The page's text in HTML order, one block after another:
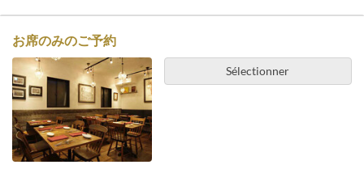
お席のみのご予約
Sélectionner